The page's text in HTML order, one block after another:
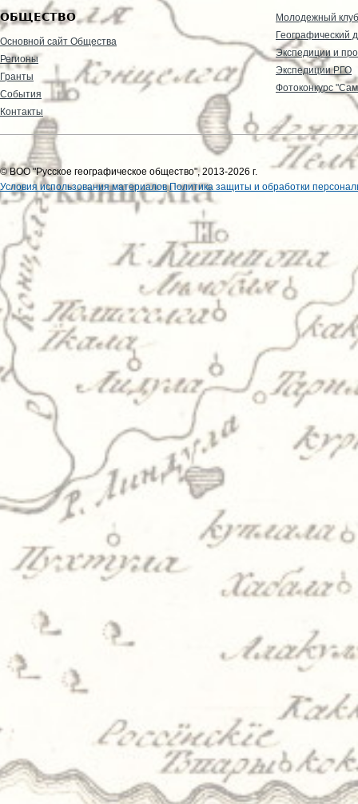
ОБЩЕСТВО
Основной сайт Общества
Регионы
Гранты
События
Контакты
Молодежный клуб
Географический
Экспедиции и
Экспедиции РГО
Фотоконкурс
© ВОО "Русское географическое общество", 2013-2026 г.
Условия использования материалов Политика защиты и обработки